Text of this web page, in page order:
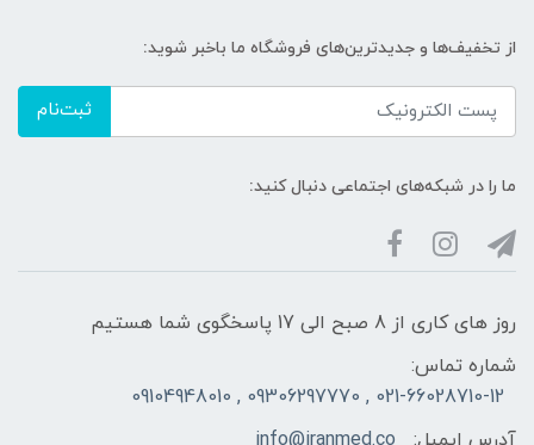
از تخفیف‌ها و جدیدترین‌های فروشگاه ما باخبر شوید:
ثبت‌نام
ما را در شبکه‌های اجتماعی دنبال کنید:
روز های کاری از 8 صبح الی 17 پاسخگوی شما هستیم
شماره تماس:
021-66028710-12 , 09306297770 , 09104948010